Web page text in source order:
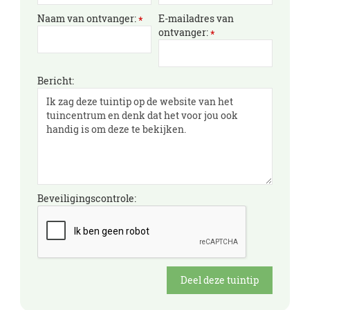
Naam van ontvanger:*
E-mailadres van
ontvanger:*
Bericht:
Beveiligingscontrole: